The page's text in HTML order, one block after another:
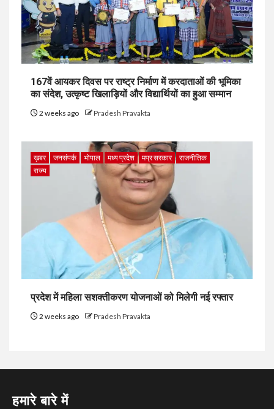
167वें आयकर दिवस पर राष्ट्र निर्माण में करदाताओं की भूमिका
का संदेश, उत्कृष्ट खिलाड़ियों और विद्यार्थियों का हुआ सम्मान
2 weeks ago Pradesh Pravakta
ख़बर जनसंपर्क भोपाल मध्य प्रदेश मप्र सरकार
राजनीतिक
राज्य
प्रदेश में महिला सशक्तीकरण योजनाओं को मिलेगी नई रफ्तार
2 weeks ago Pradesh Pravakta
हमारे बारे में